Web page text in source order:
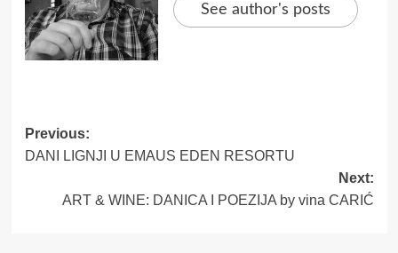
See author's posts
Post
navigation
Previous:
DANI LIGNJI U EMAUS EDEN RESORTU
Next:
ART & WINE: DANICA I POEZIJA by vina CARIĆ